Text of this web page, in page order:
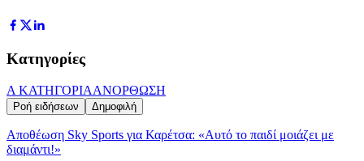
Κατηγορίες
Α ΚΑΤΗΓΟΡΙΑΑΝΟΡΘΩΣΗ
Ροή ειδήσεων Δημοφιλή
Αποθέωση Sky Sports για Καρέτσα: «Αυτό το παιδί μοιάζει με
διαμάντι!»